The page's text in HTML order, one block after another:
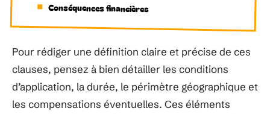
Conséquences financières
Pour rédiger une définition claire et précise de ces
clauses, pensez à bien détailler les conditions
d’application, la durée, le périmètre géographique et
les compensations éventuelles. Ces éléments